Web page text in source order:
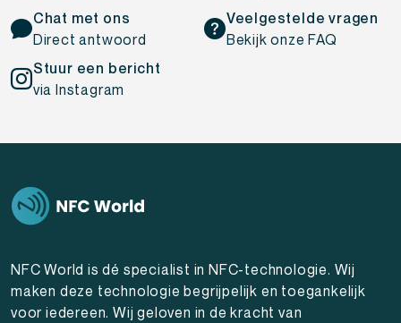
Chat met ons
Direct antwoord
Veelgestelde vragen
Bekijk onze FAQ
Stuur een bericht
via Instagram
NFC World is dé specialist in NFC-technologie. Wij
maken deze technologie begrijpelijk en toegankelijk
voor iedereen. Wij geloven in de kracht van